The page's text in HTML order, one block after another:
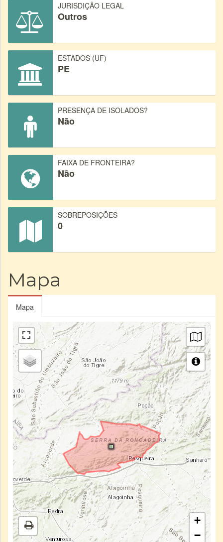
JURISDIÇÃO LEGAL
Outros
ESTADOS (UF)
PE
PRESENÇA DE ISOLADOS?
Não
FAIXA DE FRONTEIRA?
Não
SOBREPOSIÇÕES
0
Mapa
Mapa
+
−